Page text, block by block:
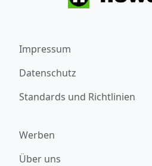
Impressum
Datenschutz
Standards und Richtlinien
Werben
Über uns